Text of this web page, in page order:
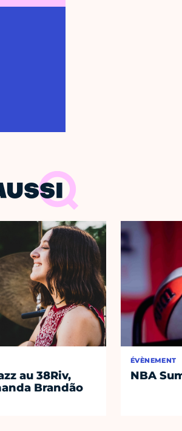
au 38Riv,
Brandão
ÉVÈNEMENT
NBA